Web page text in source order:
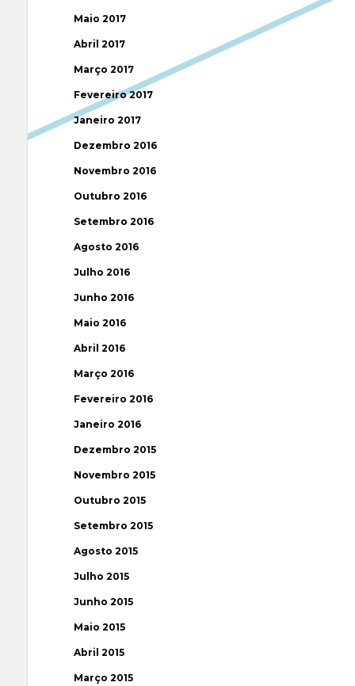
Maio 2017
Abril 2017
Março 2017
Fevereiro 2017
Janeiro 2017
Dezembro 2016
Novembro 2016
Outubro 2016
Setembro 2016
Agosto 2016
Julho 2016
Junho 2016
Maio 2016
Abril 2016
Março 2016
Fevereiro 2016
Janeiro 2016
Dezembro 2015
Novembro 2015
Outubro 2015
Setembro 2015
Agosto 2015
Julho 2015
Junho 2015
Maio 2015
Abril 2015
Março 2015